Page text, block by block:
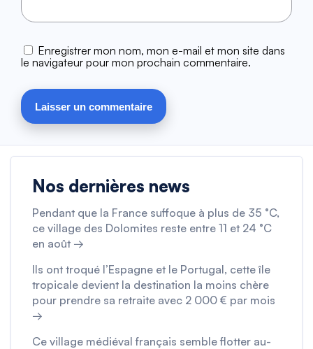
Enregistrer mon nom, mon e-mail et mon site dans
le navigateur pour mon prochain commentaire.
Nos dernières news
Pendant que la France suffoque à plus de 35 °C,
ce village des Dolomites reste entre 11 et 24 °C
en août →
Ils ont troqué l’Espagne et le Portugal, cette île
tropicale devient la destination la moins chère
pour prendre sa retraite avec 2 000 € par mois
→
Ce village médiéval français semble flotter au-